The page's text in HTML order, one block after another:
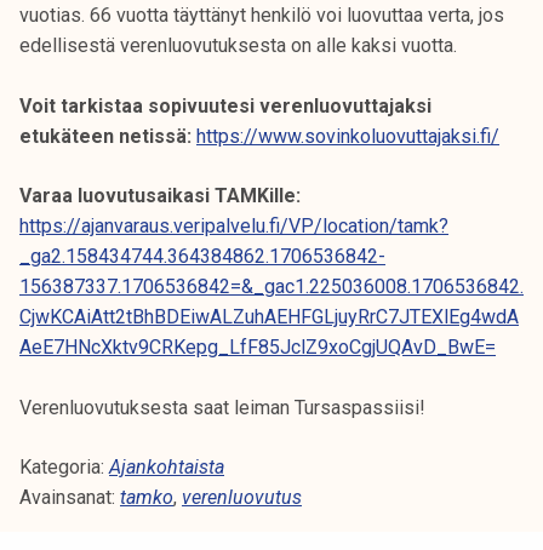
u
n
a
vuotias. 66 vuotta täyttänyt henkilö voi luovuttaa verta, jos
edellisestä verenluovutuksesta on alle kaksi vuotta.
Voit tarkistaa sopivuutesi verenluovuttajaksi
etukäteen netissä: https://www.sovinkoluovuttajaksi.fi/
Varaa luovutusaikasi TAMKille:
https://ajanvaraus.veripalvelu.fi/VP/location/tamk?
_ga2.158434744.364384862.1706536842-
156387337.1706536842=&_gac1.225036008.1706536842.
CjwKCAiAtt2tBhBDEiwALZuhAEHFGLjuyRrC7JTEXlEg4wdA
AeE7HNcXktv9CRKepg_LfF85JclZ9xoCgjUQAvD_BwE=
Verenluovutuksesta saat leiman Tursaspassiisi!
Kategoria:Ajankohtaista
Avainsanat: tamko, verenluovutus